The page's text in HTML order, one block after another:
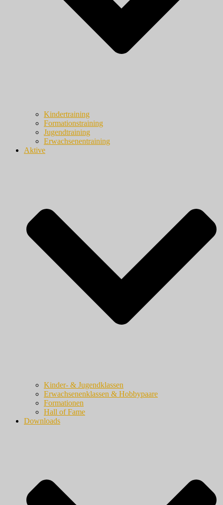
Kindertraining
Formationstraining
Jugendtraining
Erwachsenentraining
Aktive
Kinder- & Jugendklassen
Erwachsenenklassen & Hobbypaare
Formationen
Hall of Fame
Downloads